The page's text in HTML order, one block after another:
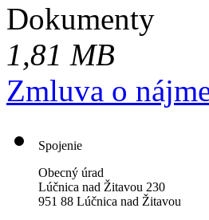
Dokumenty
1,81 MB
Zmluva o
Spojenie
Obecný úrad
Lúčnica nad Žitavou 230
951 88 Lúčnica nad Žitavou